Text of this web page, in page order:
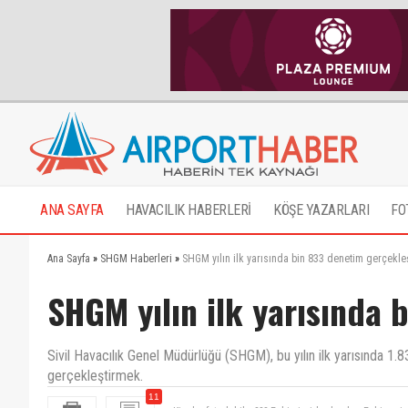
ANA SAYFA HAVACILIK HABERLERİ KÖŞE YAZARLARI
Ana Sayfa » SHGM Haberleri » SHGM yılın ilk yarısında bin 833 denetim
SHGM yılın ilk
Sivil Havacılık Genel Müdürlüğü (SHGM), bu yılın ilk
gerçekleştirmek.
11